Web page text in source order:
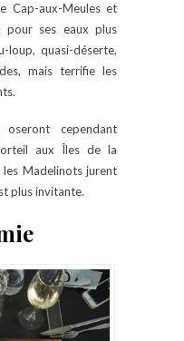
Cap-aux-Meules et
pour ses eaux plus
loup, quasi-déserte,
mais terrifie les
cependant
aux Îles de la
les Madelinots jurent
plus invitante.